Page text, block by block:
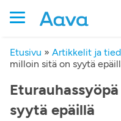
Etusivu » Artikkelit ja
milloin sitä on syytä
syytä epäillä